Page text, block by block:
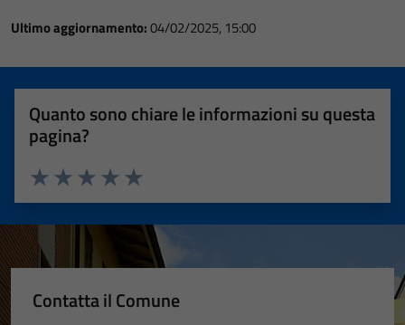
Ultimo aggiornamento:04/02/2025, 15:00
Quanto sono chiare le informazioni su questa
pagina?
Valuta 5 stelle su 5
Valuta 4 stelle su 5
Valuta 3 stelle su 5
Valuta 2 stelle su 5
Valuta 1 stelle su 5
Contatta il Comune